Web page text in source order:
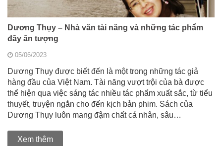
Dương Thụy – Nhà văn tài năng và những tác phẩm
đầy ấn tượng
05/06/2023
Dương Thụy được biết đến là một trong những tác giả
hàng đầu của Việt Nam. Tài năng vượt trội của bà được
thể hiện qua việc sáng tác nhiều tác phẩm xuất sắc, từ tiểu
thuyết, truyện ngắn cho đến kịch bản phim. Sách của
Dương Thụy luôn mang đậm chất cá nhân, sâu…
Xem thêm